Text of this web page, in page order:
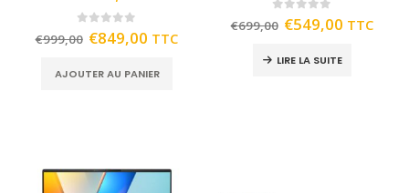
out of 5
€999,00 €849,00 TTC
AJOUTER AU PANIER
out of 5
€699,00 €549,00 TTC
LIRE LA SUITE